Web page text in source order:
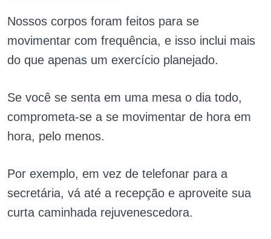
Nossos corpos foram feitos para se
movimentar com frequência, e isso inclui mais
do que apenas um exercício planejado.
Se você se senta em uma mesa o dia todo,
comprometa-se a se movimentar de hora em
hora, pelo menos.
Por exemplo, em vez de telefonar para a
secretária, vá até a recepção e aproveite sua
curta caminhada rejuvenescedora.